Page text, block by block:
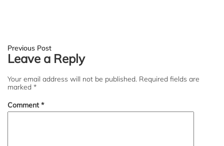
Post
navigation
Previous Post
Leave a Reply
Your email address will not be published. Required fields are
marked *
Comment*